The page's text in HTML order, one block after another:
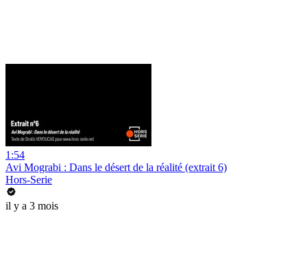
1:54
Avi Mograbi : Dans le désert de la réalité (extrait 6)
Hors-Serie
il y a 3 mois